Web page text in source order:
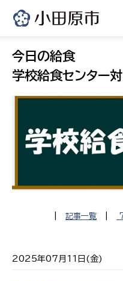
今日の給食
学校給食センター
記事一覧
2025年07月11日(金)